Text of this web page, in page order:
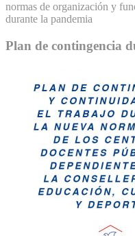
normas de organización y
durante la pandemia
Plan de contingencia